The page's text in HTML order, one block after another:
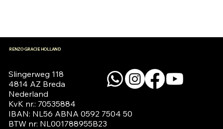
RENZO GRACIE HOLLAND
Slingerweg 118
4814 AZ Breda
Nederland
KvK nr.: 70535884
IBAN: NL56 ABNA 0592 7504 50
BTW nr: NL001788955B23